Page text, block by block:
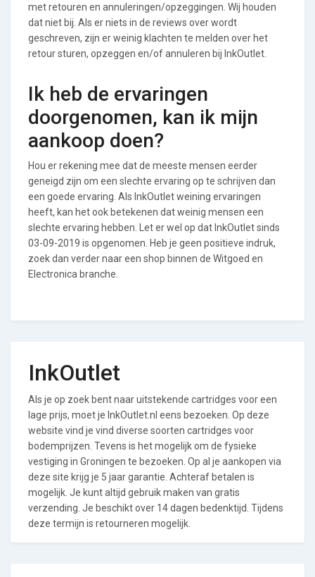
met retouren en annuleringen/opzeggingen. Wij houden
dat niet bij. Als er niets in de reviews over wordt
geschreven, zijn er weinig klachten te melden over het
retour sturen, opzeggen en/of annuleren bij InkOutlet.
Ik heb de ervaringen
doorgenomen, kan ik mijn
aankoop doen?
Hou er rekening mee dat de meeste mensen eerder
geneigd zijn om een slechte ervaring op te schrijven dan
een goede ervaring. Als InkOutlet weining ervaringen
heeft, kan het ook betekenen dat weinig mensen een
slechte ervaring hebben. Let er wel op dat InkOutlet sinds
03-09-2019 is opgenomen. Heb je geen positieve indruk,
zoek dan verder naar een shop binnen de Witgoed en
Electronica branche.
InkOutlet
Als je op zoek bent naar uitstekende cartridges voor een
lage prijs, moet je InkOutlet.nl eens bezoeken. Op deze
website vind je vind diverse soorten cartridges voor
bodemprijzen. Tevens is het mogelijk om de fysieke
vestiging in Groningen te bezoeken. Op al je aankopen via
deze site krijg je 5 jaar garantie. Achteraf betalen is
mogelijk. Je kunt altijd gebruik maken van gratis
verzending. Je beschikt over 14 dagen bedenktijd. Tijdens
deze termijn is retourneren mogelijk.